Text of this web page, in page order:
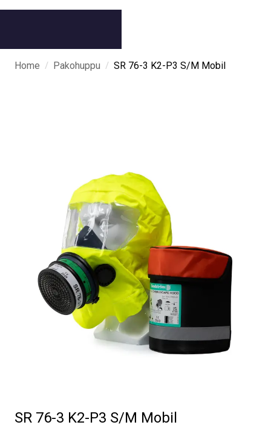
Home / Pakohuppu / SR 76-3 K2-P3 S/M Mobil
SR 76-3 K2-P3 S/M Mobil